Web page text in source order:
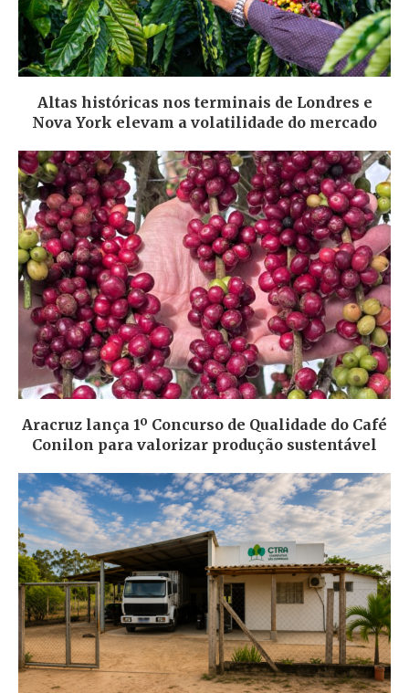
Altas históricas nos terminais de Londres e
Nova York elevam a volatilidade do mercado
Aracruz lança 1º Concurso de Qualidade do Café
Conilon para valorizar produção sustentável